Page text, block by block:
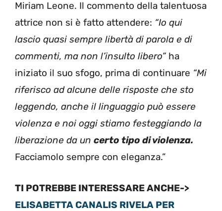
Miriam Leone. Il commento della talentuosa
attrice non si è fatto attendere: “Io qui
lascio quasi sempre libertà di parola e di
commenti, ma non l’insulto libero”ha
iniziato il suo sfogo, prima di continuare “Mi
riferisco ad alcune delle risposte che sto
leggendo, anche il linguaggio può essere
violenza e noi oggi stiamo festeggiando la
liberazione da un certo tipo di violenza.
Facciamolo sempre con eleganza.”
TI POTREBBE INTERESSARE ANCHE->
ELISABETTA CANALIS RIVELA PER